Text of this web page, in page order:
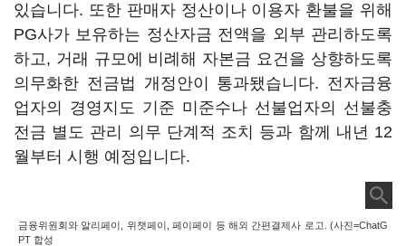
있습니다. 또한 판매자 정산이나 이용자 환불을 위해
PG사가 보유하는 정산자금 전액을 외부 관리하도록
하고, 거래 규모에 비례해 자본금 요건을 상향하도록
의무화한 전금법 개정안이 통과됐습니다. 전자금융
업자의 경영지도 기준 미준수나 선불업자의 선불충
전금 별도 관리 의무 단계적 조치 등과 함께 내년 12
월부터 시행 예정입니다.
금융위원회와 알리페이, 위챗페이, 페이페이 등 해외 간편결제사 로고. (사진=ChatG
PT 합성